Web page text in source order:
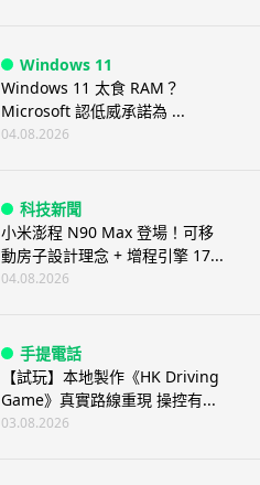
Windows 11
Windows 11 太食 RAM？
Microsoft 認低威承諾為 ...
04.08.2026
科技新聞
小米澎程 N90 Max 登場！可移
動房子設計理念 + 增程引擎 17...
04.08.2026
手提電話
【試玩】本地製作《HK Driving
Game》真實路線重現 操控有...
03.08.2026